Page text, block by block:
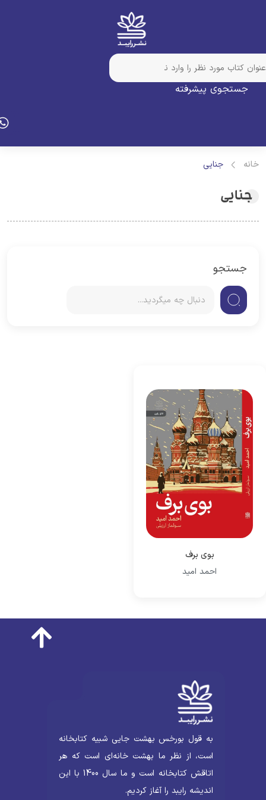
جستجوی پیشرفته
جنایی
جنایی
جستجو
بوی برف
احمد امید
به قول بورخس بهشت جایی شبیه کتابخانه
است، از نظر ما بهشت خانه‌ای است که هر
اتاقش کتابخانه است و ما سال 1400 با این
اندیشه رایبد را آغاز کردیم.